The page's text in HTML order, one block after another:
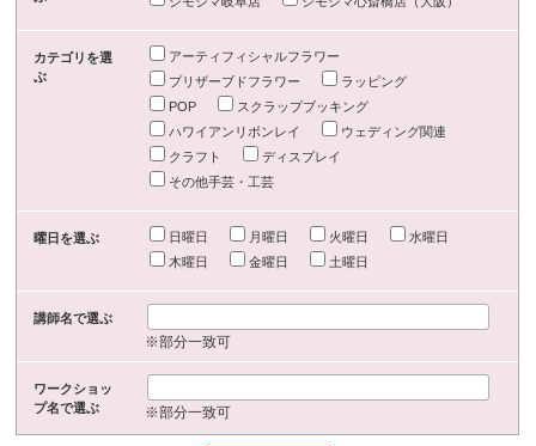
カテゴリを選
ぶ
アーティフィシャルフラワー
プリザーブドフラワー
ラッピング
POP
スクラップブッキング
ハワイアンリボンレイ
ウェディング関連
クラフト
ディスプレイ
その他手芸・工芸
曜日を選ぶ 日曜日 月曜日 火曜日
水曜日
木曜日
金曜日 土曜日
講師名で選ぶ
※部分一致可
ワークショッ
プ名で選ぶ
※部分一致可